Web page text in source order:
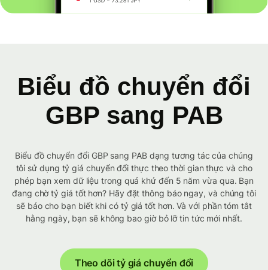
Biểu đồ chuyển đổi
GBP sang PAB
Biểu đồ chuyển đổi GBP sang PAB dạng tương tác của chúng
tôi sử dụng tỷ giá chuyển đổi thực theo thời gian thực và cho
phép bạn xem dữ liệu trong quá khứ đến 5 năm vừa qua. Bạn
đang chờ tỷ giá tốt hơn? Hãy đặt thông báo ngay, và chúng tôi
sẽ báo cho bạn biết khi có tỷ giá tốt hơn. Và với phần tóm tắt
hằng ngày, bạn sẽ không bao giờ bỏ lỡ tin tức mới nhất.
Theo dõi tỷ giá chuyển đổi